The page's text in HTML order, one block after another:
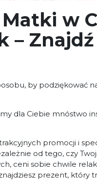
w
–
by podziękować
dla Ciebie mnóstwo
promocji i
od tego, czy
ceni sobie chwile
prezent, który